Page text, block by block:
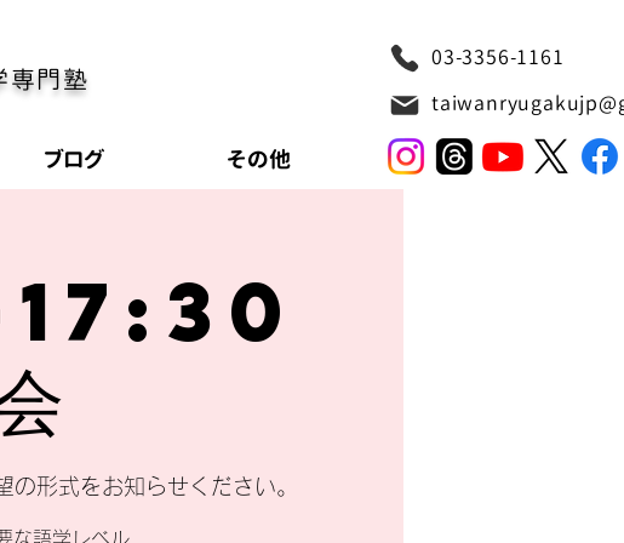
専門塾
ブログ その他
03-3356-1161
形式をお知らせください。
語学レベル、